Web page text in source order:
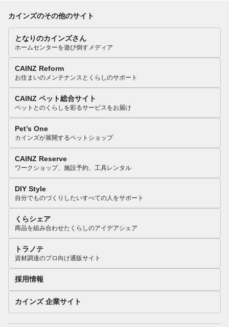
カインズのその他のサイト
となりのカインズさん
ホームセンターを遊び倒すメディア
CAINZ Reform
お住まいのメンテナンスとくらしのサポート
CAINZ ペット総合サイト
ペットとのくらしを彩るサービスをお届け
Pet’s One
カインズが展開するペットショップ
CAINZ Reserve
ワークショップ、施設予約、工具レンタル
DIY Style
自分でものづくりしたいすべての人をサポート
くらシェア
商品を組み合わせたくらしのアイデアシェア
トラノテ
資材調達のプロ向け通販サイト
採用情報
カインズ 企業サイト